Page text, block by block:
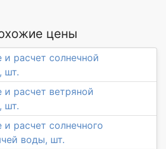
цены
расчет солнечной
шт.
расчет ветряной
шт.
расчет солнечного
воды, шт.